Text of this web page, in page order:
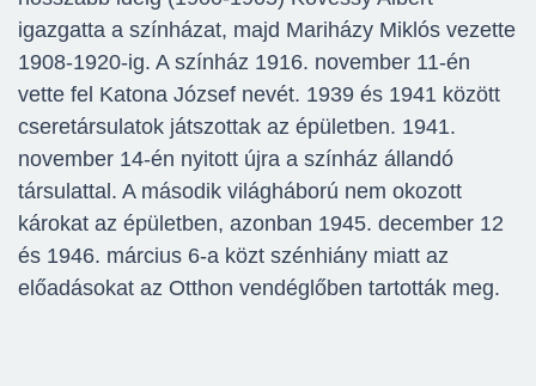
igazgatta a színházat, majd Mariházy Miklós vezette
1908-1920-ig. A színház 1916. november 11-én
vette fel Katona József nevét. 1939 és 1941 között
cseretársulatok játszottak az épületben. 1941.
november 14-én nyitott újra a színház állandó
társulattal. A második világháború nem okozott
károkat az épületben, azonban 1945. december 12
és 1946. március 6-a közt szénhiány miatt az
előadásokat az Otthon vendéglőben tartották meg.